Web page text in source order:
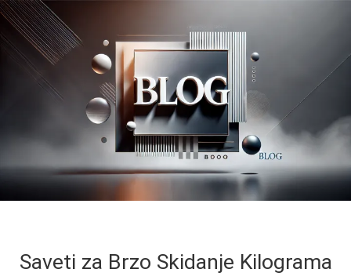
Saveti za Brzo Skidanje Kilograma